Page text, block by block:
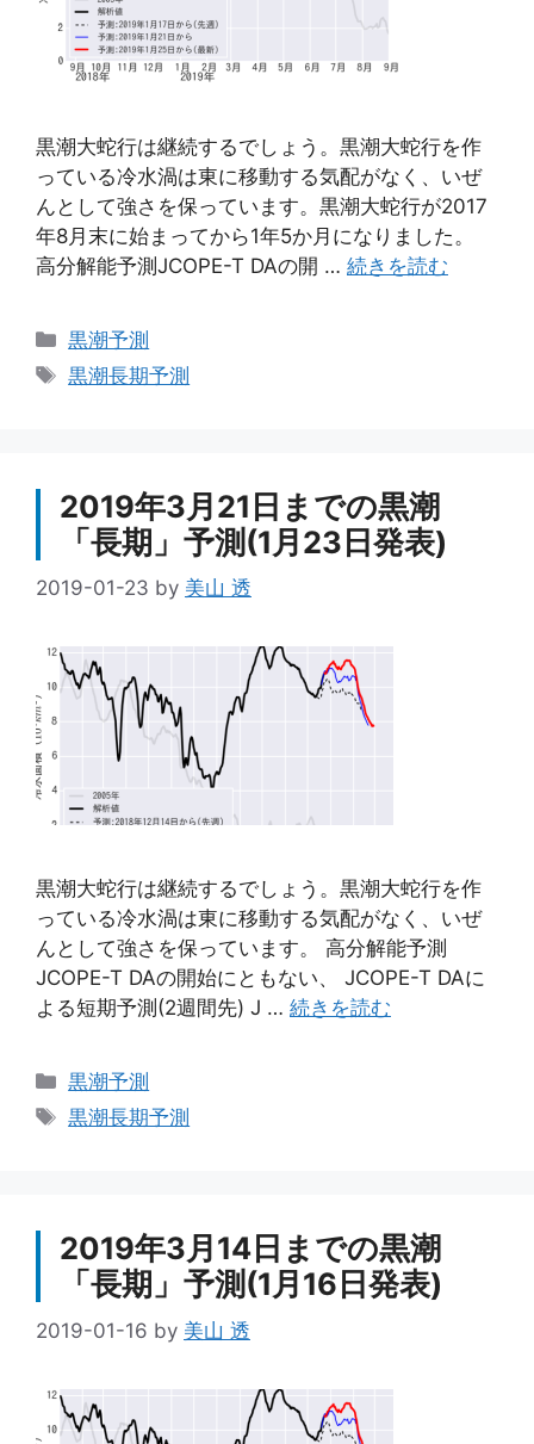
黒潮大蛇行は継続するでしょう。黒潮大蛇行を作
っている冷水渦は東に移動する気配がなく、いぜ
んとして強さを保っています。黒潮大蛇行が2017
年8月末に始まってから1年5か月になりました。
高分解能予測JCOPE-T DAの開 … 続きを読む
カ
テ
ゴ
黒潮予測
タ
黒潮長期予測
2019年3月21日までの黒潮
「長期」予測(1月23日発表)
2019-01-23 by 美山 透
黒潮大蛇行は継続するでしょう。黒潮大蛇行を作
っている冷水渦は東に移動する気配がなく、いぜ
んとして強さを保っています。 高分解能予測
JCOPE-T DAの開始にともない、 JCOPE-T DAに
よる短期予測(2週間先) J … 続きを読む
カ
テ
黒潮予測
タ
黒潮長期予測
2019年3月14日までの黒潮
「長期」予測(1月16日発表)
2019-01-16 by 美山 透